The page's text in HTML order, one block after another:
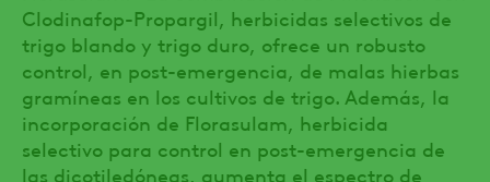
Clodinafop-Propargil, herbicidas selectivos de
trigo blando y trigo duro, ofrece un robusto
control, en post-emergencia, de malas hierbas
gramíneas en los cultivos de trigo. Además, la
incorporación de Florasulam, herbicida
selectivo para control en post-emergencia de
las dicotiledóneas, aumenta el espectro de